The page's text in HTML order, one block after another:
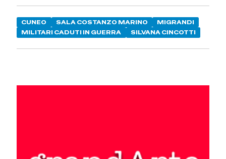
CUNEO SALA COSTANZO MARINO
MIGRANDI
MILITARI CADUTI IN GUERRA
SILVANA CINCOTTI